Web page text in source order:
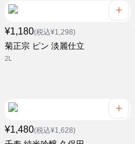
¥1,180(税込¥1,298)
菊正宗 ピン 淡麗仕立
2L
¥1,480(税込¥1,628)